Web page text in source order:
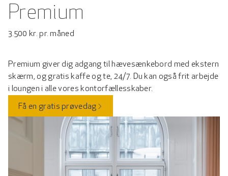
Premium
3.500 kr. pr. måned
Premium giver dig adgang til hævesænkebord med ekstern
skærm, og gratis kaffe og te, 24/7. Du kan også frit arbejde
i loungen i alle vores kontorfællesskaber.
Få en gratis prøvedag